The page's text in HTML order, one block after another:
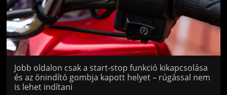
Jobb oldalon csak a start-stop funkció kikapcsolása
és az önindító gombja kapott helyet – rúgással nem
is lehet indítani